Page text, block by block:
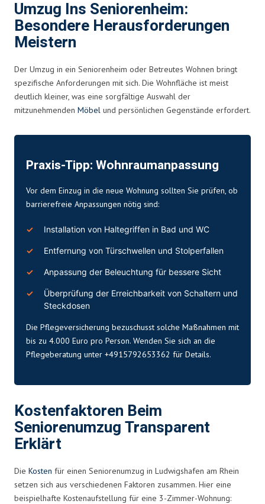
Umzug Ins Seniorenheim:
Besondere Herausforderungen
Meistern
Der Umzug in ein Seniorenheim oder Betreutes Wohnen bringt
spezifische Anforderungen mit sich. Die Wohnfläche ist meist
deutlich kleiner, was eine sorgfältige Auswahl der
mitzunehmenden Möbel und persönlichen Gegenstände erfordert.
Praxis-Tipp: Wohnraumanpassung
Vor dem Einzug in die neue Wohnung sollten Sie prüfen, ob
barrierefreie Anpassungen nötig sind:
Installation von Haltegriffen in Bad und WC
Entfernung von Türschwellen und Stolperfallen
Anpassung der Beleuchtung für bessere Sicht
Überprüfung der Erreichbarkeit von Schaltern und
Steckdosen
Die Pflegeversicherung bezuschusst solche Maßnahmen mit
bis zu 4.000 Euro pro Person. Wenden Sie sich an die
Pflegeberatung unter +4915792653362 für Details.
Kostenfaktoren Beim
Seniorenumzug Transparent
Erklärt
Die Kosten für einen Seniorenumzug in Ludwigshafen am Rhein
setzen sich aus verschiedenen Faktoren zusammen. Hier eine
beispielhafte Kostenaufstellung für eine 3-Zimmer-Wohnung: